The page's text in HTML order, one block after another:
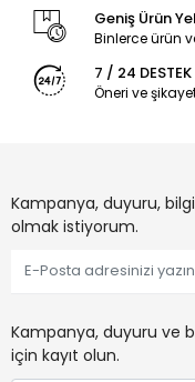
Geniş Ürün
Binlerce ürün
7 / 24 DESTEK
Öneri ve
Kampanya, duyuru,
olmak istiyorum.
Kampanya, duyuru ve
için kayıt olun.